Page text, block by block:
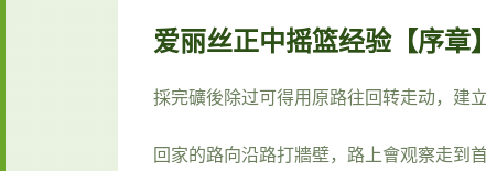
爱丽丝正中摇篮经验【序章】
採完礦後除过可得用原路往回转走动，建
回家的路向沿路打牆壁，路上會观察走到